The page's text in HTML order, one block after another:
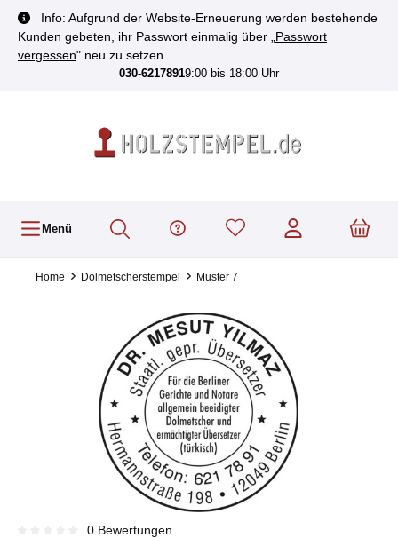
springen
Info: Aufgrund der Website-Erneuerung werden bestehende
Kunden gebeten, ihr Passwort einmalig über „ Passwort
vergessen" neu zu setzen.
030-62178919:00 bis 18:00 Uhr
Menü
Home Dolmetscherstempel Muster 7
0 Bewertungen